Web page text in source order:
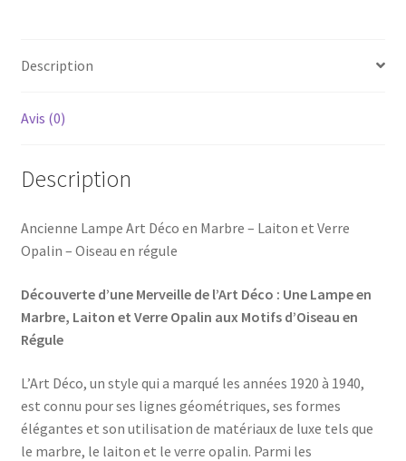
Description
Avis (0)
Description
Ancienne Lampe Art Déco en Marbre – Laiton et Verre
Opalin – Oiseau en régule
Découverte d’une Merveille de l’Art Déco : Une Lampe en
Marbre, Laiton et Verre Opalin aux Motifs d’Oiseau en
Régule
L’Art Déco, un style qui a marqué les années 1920 à 1940,
est connu pour ses lignes géométriques, ses formes
élégantes et son utilisation de matériaux de luxe tels que
le marbre, le laiton et le verre opalin. Parmi les